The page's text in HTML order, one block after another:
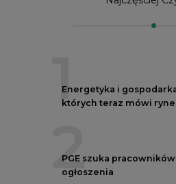
1
Energetyka i
których teraz mówi
2
PGE szuka
ogłoszenia